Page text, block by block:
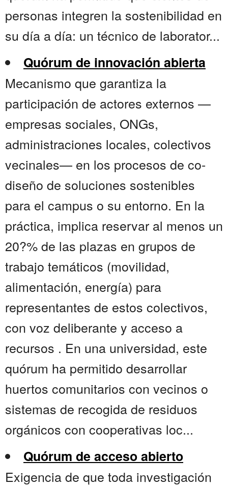
personas integren la sostenibilidad en
su día a día: un técnico de laborator...
Quórum de innovación abierta
Mecanismo que garantiza la
participación de actores externos —
empresas sociales, ONGs,
administraciones locales, colectivos
vecinales— en los procesos de co-
diseño de soluciones sostenibles
para el campus o su entorno. En la
práctica, implica reservar al menos un
20?% de las plazas en grupos de
trabajo temáticos (movilidad,
alimentación, energía) para
representantes de estos colectivos,
con voz deliberante y acceso a
recursos . En una universidad, este
quórum ha permitido desarrollar
huertos comunitarios con vecinos o
sistemas de recogida de residuos
orgánicos con cooperativas loc...
Quórum de acceso abierto
Exigencia de que toda investigación